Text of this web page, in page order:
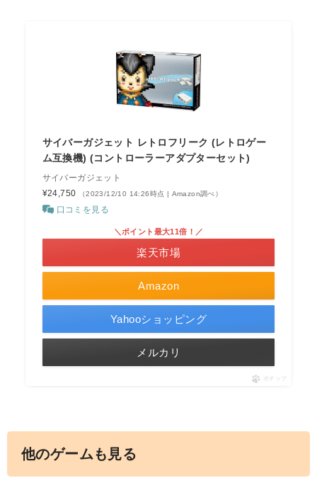
サイバーガジェット レトロフリーク (レトロゲー
ム互換機) (コントローラーアダプターセット)
サイバーガジェット
¥24,750
（2023/12/10 14:26時点 | Amazon調べ）
口コミを見る
Amazon
＼ポイント最大11倍！／
楽天市場
Yahooショッピング
メルカリ
ポチップ
他のゲームも見る